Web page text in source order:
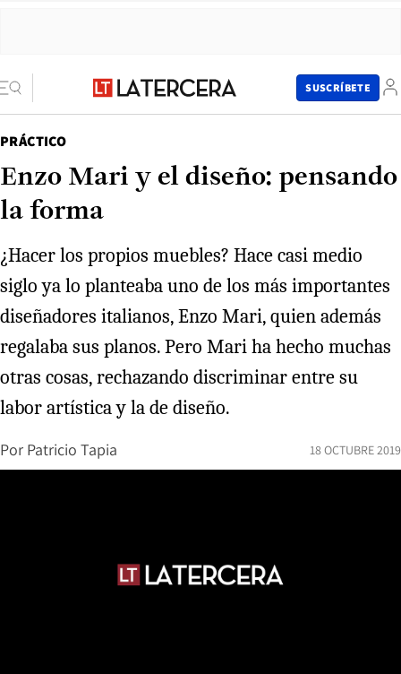
SUSCRÍBETE
PRÁCTICO
Enzo Mari y el diseño: pensando
la forma
¿Hacer los propios muebles? Hace casi medio
siglo ya lo planteaba uno de los más importantes
diseñadores italianos, Enzo Mari, quien además
regalaba sus planos. Pero Mari ha hecho muchas
otras cosas, rechazando discriminar entre su
labor artística y la de diseño.
Por Patricio Tapia 18 OCTUBRE 2019